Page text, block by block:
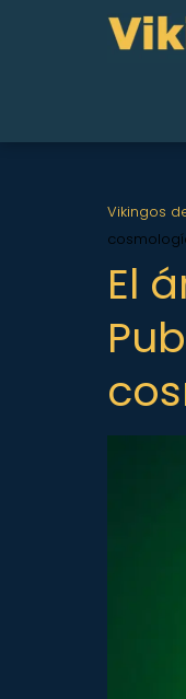
Vikingos
El